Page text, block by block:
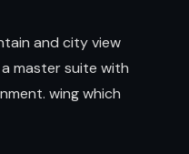
and city view
master suite with
wing which